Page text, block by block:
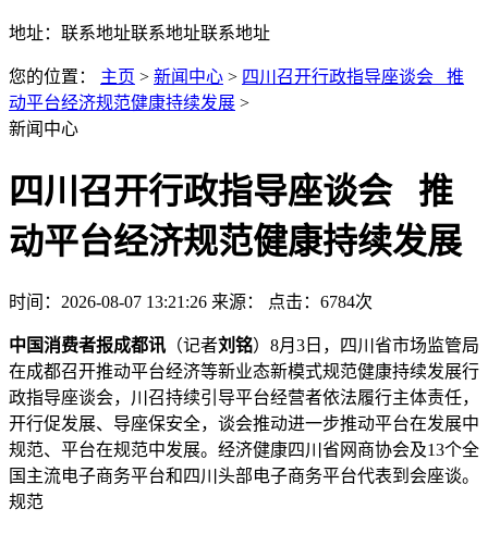
地址：联系地址联系地址联系地址
您的位置： 主页 > 新闻中心 > 四川召开行政指导座谈会 推
动平台经济规范健康持续发展 >
新闻中心
四川召开行政指导座谈会 推
动平台经济规范健康持续发展
时间：2026-08-07 13:21:26 来源： 点击：6784次
中国消费者报成都讯 （记者刘铭）8月3日，四川省市场监管局
在成都召开推动平台经济等新业态新模式规范健康持续发展行
政指导座谈会，川召持续引导平台经营者依法履行主体责任，
开行促发展、导座保安全，谈会推动进一步推动平台在发展中
规范、平台在规范中发展。经济健康四川省网商协会及13个全
国主流电子商务平台和四川头部电子商务平台代表到会座谈。
规范